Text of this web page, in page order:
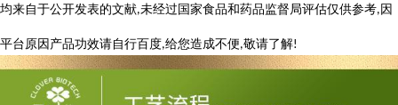
均来自于公开发表的文献,未经过国家食品和药品监督局评估仅供参考, 因
平台原因产品功效请自行百度,给您造成不便,敬请了解!